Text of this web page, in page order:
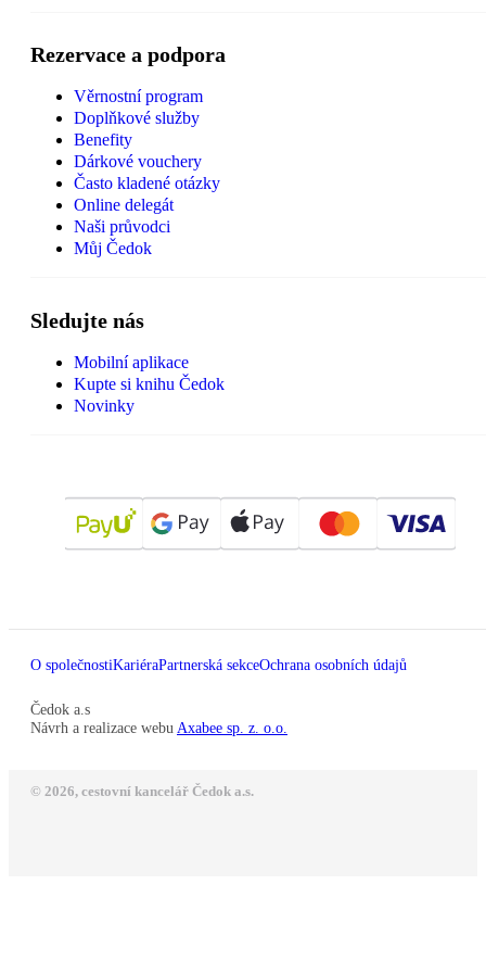
Rezervace a podpora
Věrnostní program
Doplňkové služby
Benefity
Dárkové vouchery
Často kladené otázky
Online delegát
Naši průvodci
Můj Čedok
Sledujte nás
Mobilní aplikace
Kupte si knihu Čedok
Novinky
O společnostiKariéraPartnerská sekceOchrana osobních údajů
Čedok a.s
Návrh a realizace webu Axabee sp. z. o.o.
© 2026, cestovní kancelář Čedok a.s.